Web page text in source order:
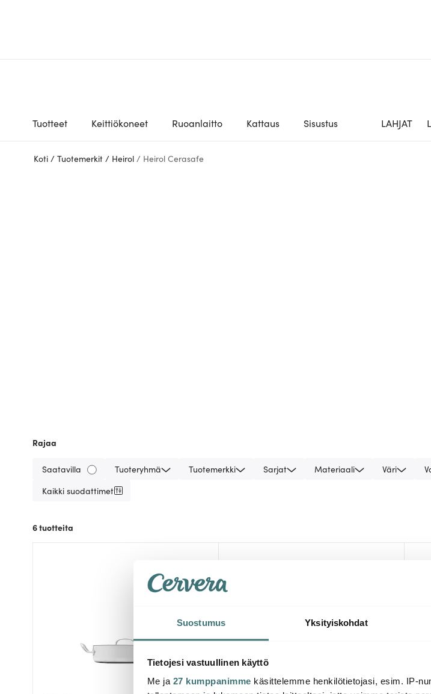
Suostumus Yksityiskohdat
Tietojesi vastuullinen käyttö
Me ja 27 kumppanimme käsittelemme henkilötietojasi, esim. IP-
Tuotteet Keittiökoneet Ruoanlaitto Kattaus Sisustus LAHJAT
Koti / Tuotemerkit / Heirol / Heirol Cerasafe
Rajaa
Saatavilla Tuoteryhmä Tuotemerkki Sarjat Materiaali Väri
Kaikki suodattimet
6tuotteita